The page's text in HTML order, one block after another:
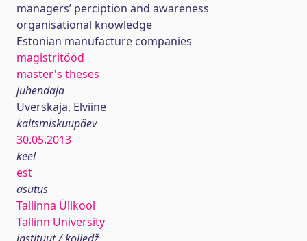
managers’ perciption and awareness
organisational knowledge
Estonian manufacture companies
magistritööd
master's theses
juhendaja
Uverskaja, Elviine
kaitsmiskuupäev
30.05.2013
keel
est
asutus
Tallinna Ülikool
Tallinn University